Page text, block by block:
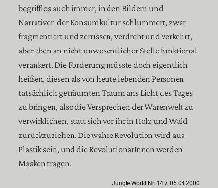
begrifflos auch immer, in den Bildern und
Narrativen der Konsumkultur schlummert, zwar
fragmentiert und zerrissen, verdreht und verkehrt,
aber eben an nicht unwesentlicher Stelle funktional
verankert. Die Forderung müsste doch eigentlich
heißen, diesen als von heute lebenden Personen
tatsächlich geträumten Traum ans Licht des Tages
zu bringen, also die Versprechen der Warenwelt zu
verwirklichen, statt sich vor ihr in Holz und Wald
zurückzuziehen. Die wahre Revolution wird aus
Plastik sein, und die RevolutionärInnen werden
Masken tragen.
Jungle World Nr. 14 v. 05.04.2000